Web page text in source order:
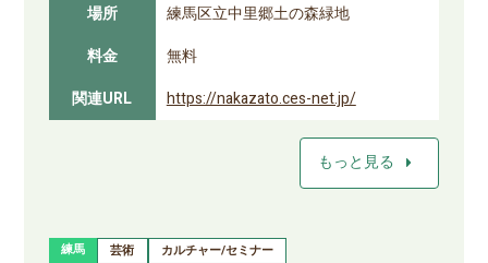
場所
練馬区立中里郷土の森緑地
料金
無料
関連URL
https://nakazato.ces-net.jp/
もっと見る arrow_right
練馬 芸術 カルチャー/セミナー